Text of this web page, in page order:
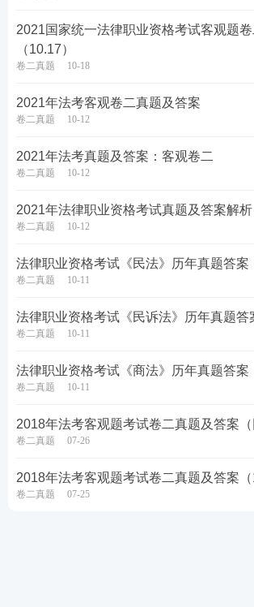
2021国家统一法律职业资格考试客观题
（10.17）
卷二真题 10-18
2021年法考客观卷二真题及答案
卷二真题 10-12
2021年法考真题及答案：客观卷二
卷二真题 10-12
2021年法律职业资格考试真题及答案解析
卷二真题 10-12
法律职业资格考试《民法》历年真题答案
卷二真题 10-11
法律职业资格考试《民诉法》历年真题答
卷二真题 10-11
法律职业资格考试《商法》历年真题答案
卷二真题 10-11
2018年法考客观题考试卷二真题及答案（
卷二真题 07-26
2018年法考客观题考试卷二真题及答案（
卷二真题 07-25